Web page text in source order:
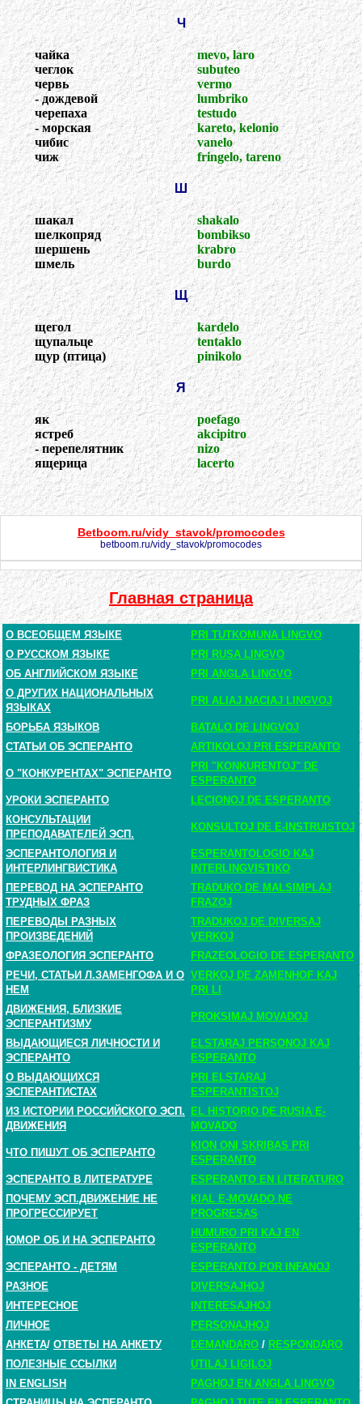
Ч
чайка
чеглок
червь
- дождевой
черепаха
- морская
чибис
чиж
mevo, laro
subuteo
vermo
lumbriko
testudo
kareto, kelonio
vanelo
fringelo, tareno
Ш
шакал
шелкопряд
шершень
шмель
shakalo
bombikso
krabro
burdo
Щ
щегол
щупальце
щур (птица)
kardelo
tentaklo
pinikolo
Я
як
ястреб
- перепелятник
ящерица
poefago
akcipitro
nizo
lacerto
Betboom.ru/vidy_stavok/promocodes
betboom.ru/vidy_stavok/promocodes
Главная страница
О ВСЕОБЩЕМ ЯЗЫКЕ
PRI TUTKOMUNA LINGVO
О РУССКОМ ЯЗЫКЕ
PRI RUSA LINGVO
ОБ АНГЛИЙСКОМ ЯЗЫКЕ
PRI ANGLA LINGVO
О ДРУГИХ НАЦИОНАЛЬНЫХ
ЯЗЫКАХ
PRI ALIAJ NACIAJ LINGVOJ
БОРЬБА ЯЗЫКОВ
BATALO DE LINGVOJ
СТАТЬИ ОБ ЭСПЕРАНТО
ARTIKOLOJ PRI ESPERANTO
О "КОНКУРЕНТАХ" ЭСПЕРАНТО
PRI "KONKURENTOJ" DE
ESPERANTO
УРОКИ ЭСПЕРАНТО
LECIONOJ DE ESPERANTO
КОНСУЛЬТАЦИИ
ПРЕПОДАВАТЕЛЕЙ ЭСП.
KONSULTOJ DE E-INSTRUISTOJ
ЭСПЕРАНТОЛОГИЯ И
ИНТЕРЛИНГВИСТИКА
ESPERANTOLOGIO KAJ
INTERLINGVISTIKO
ПЕРЕВОД НА ЭСПЕРАНТО
ТРУДНЫХ ФРАЗ
TRADUKO DE MALSIMPLAJ
FRAZOJ
ПЕРЕВОДЫ РАЗНЫХ
ПРОИЗВЕДЕНИЙ
TRADUKOJ DE DIVERSAJ
VERKOJ
ФРАЗЕОЛОГИЯ ЭСПЕРАНТО
FRAZEOLOGIO DE ESPERANTO
РЕЧИ, СТАТЬИ Л.ЗАМЕНГОФА И О
НЕМ
VERKOJ DE ZAMENHOF KAJ
PRI LI
ДВИЖЕНИЯ, БЛИЗКИЕ
ЭСПЕРАНТИЗМУ
PROKSIMAJ MOVADOJ
ВЫДАЮЩИЕСЯ ЛИЧНОСТИ И
ЭСПЕРАНТО
ELSTARAJ PERSONOJ KAJ
ESPERANTO
О ВЫДАЮЩИХСЯ
ЭСПЕРАНТИСТАХ
PRI ELSTARAJ
ESPERANTISTOJ
ИЗ ИСТОРИИ РОССИЙСКОГО ЭСП.
ДВИЖЕНИЯ
EL HISTORIO DE RUSIA E-
MOVADO
ЧТО ПИШУТ ОБ ЭСПЕРАНТО
KION ONI SKRIBAS PRI
ESPERANTO
ЭСПЕРАНТО В ЛИТЕРАТУРЕ
ESPERANTO EN LITERATURO
ПОЧЕМУ ЭСП.ДВИЖЕНИЕ НЕ
ПРОГРЕССИРУЕТ
KIAL E-MOVADO NE
PROGRESAS
ЮМОР ОБ И НА ЭСПЕРАНТО
HUMURO PRI KAJ EN
ESPERANTO
ЭСПЕРАНТО - ДЕТЯМ
ESPERANTO POR INFANOJ
РАЗНОЕ
DIVERSAJHOJ
ИНТЕРЕСНОЕ
INTERESAJHOJ
ЛИЧНОЕ
PERSONAJHOJ
АНКЕТА/ ОТВЕТЫ НА АНКЕТУ DEMANDARO / RESPONDARO
ПОЛЕЗНЫЕ ССЫЛКИ
UTILAJ LIGILOJ
IN ENGLISH
PAGHOJ EN ANGLA LINGVO